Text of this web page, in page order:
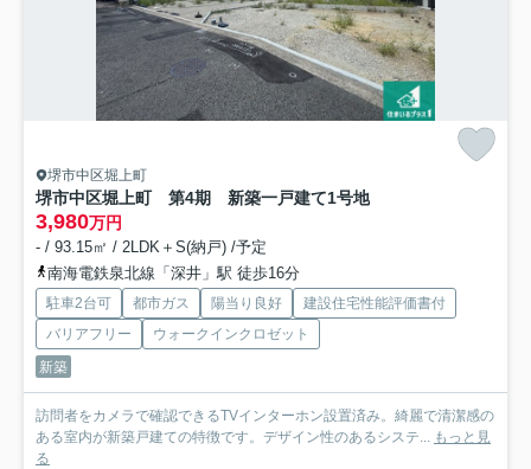
堺市中区堀上町
堺市中区堀上町 第4期 新築一戸建て1号地
3,980万円
- / 93.15㎡ / 2LDK＋S(納戸) /予定
南海電鉄泉北線「深井」駅 徒歩16分
駐車2台可 都市ガス 陽当り良好
建設住宅性能評価書付
バリアフリー
ウォークインクロゼット
新築
訪問者をカメラで確認できるTVインターホン設置済み。綺麗で清潔感の
ある室内が新築戸建ての特徴です。デザイン性のあるシステ... もっと見
る